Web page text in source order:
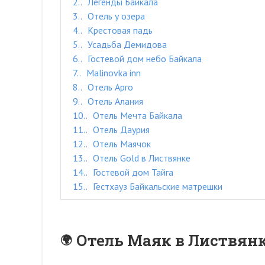
3.
Отель у озера
4.
Крестовая падь
5.
Усадьба Демидова
6.
Гостевой дом небо Байкала
7.
Malinovka inn
8.
Отель Арго
9.
Отель Алания
10.
Отель Мечта Байкала
11.
Отель Даурия
12.
Отель Маячок
13.
Отель Gold в Листвянке
14.
Гостевой дом Тайга
15.
Гестхауз Байкальские матрешки
Отель Маяк в